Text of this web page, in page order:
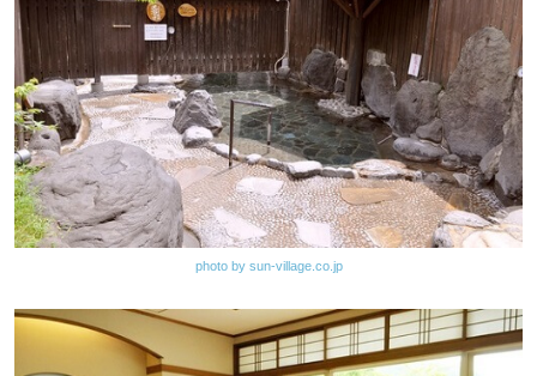
photo by sun-village.co.jp